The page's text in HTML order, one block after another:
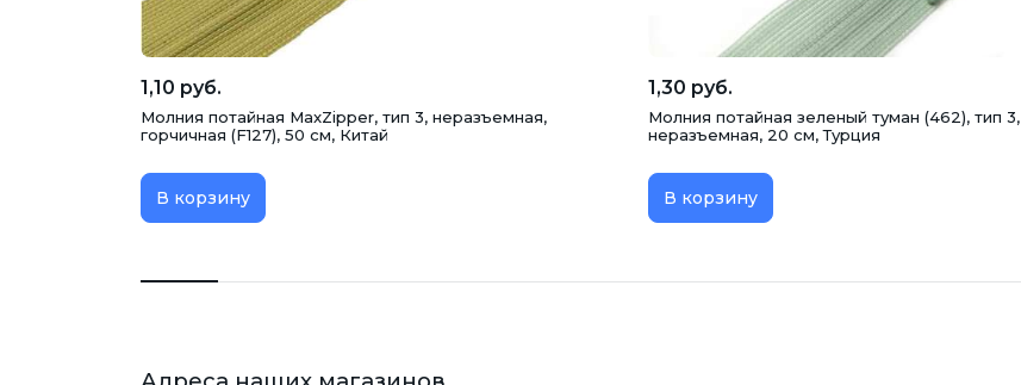
1,10 руб.
Молния потайная MaxZipper, тип 3, неразъемная,
горчичная (F127), 50 см, Китай
В корзину
1,30 руб.
Молния потайная зеленый туман (462), тип 3,
неразъемная, 20 см, Турция
В корзину